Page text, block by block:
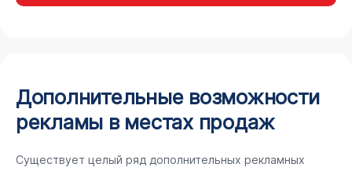
Дополнительные возможности
рекламы в местах продаж
Существует целый ряд дополнительных рекламных